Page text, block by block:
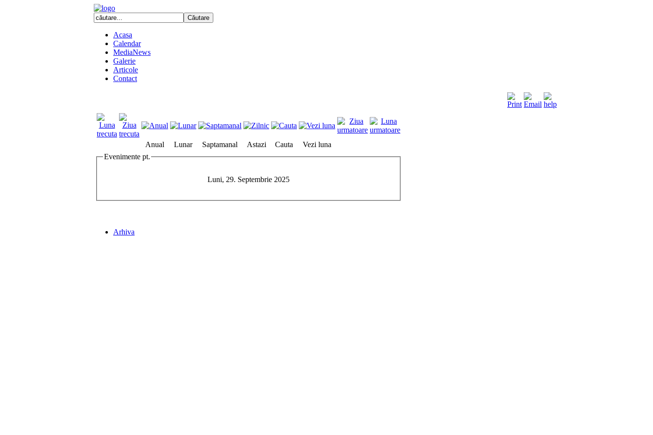
Acasa
Calendar
MediaNews
Galerie
Articole
Contact
Anual Lunar Saptamanal Astazi Cauta
Vezi luna
Evenimente pt.
Luni, 29. Septembrie 2025
Arhiva